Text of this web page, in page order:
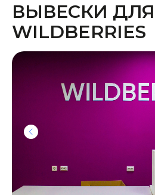
ВЫВЕСКИ
WILDBERRIES